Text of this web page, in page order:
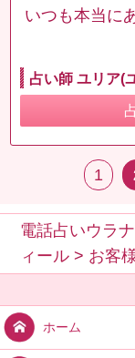
いつも本当に
占い師 ユリア(
1
電話占いウラ
ィール > お客
ホーム